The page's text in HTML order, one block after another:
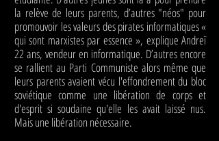
la relève de leurs parents, d’autres "néos" pour
promouvoir les valeurs des pirates informatiques «
qui sont marxistes par essence », explique Andreï
22 ans, vendeur en informatique. D’autres encore
se rallient au Parti Communiste alors même que
leurs parents avaient vécu l'effondrement du bloc
soviétique comme une libération de corps et
d'esprit si soudaine qu'elle les avait laissé nus.
Mais une libération nécessaire.